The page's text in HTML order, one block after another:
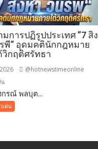
การปฏิรูปประเทศ ”7 สิง
พี“ อุดมคตินักกฎหมาย
วิกฤติศรัทธา
@hotnewstimeonline
น
บทความ
การ
ปฏิรูป
กรณ์ พลบุต...
เด่น